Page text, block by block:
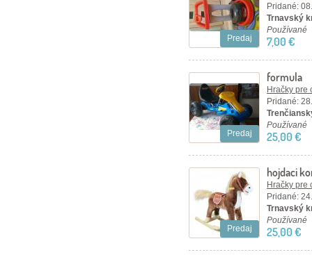
Predaj
Pridané:
Trnavský
Používané
7,00 €
Predaj
formula
Hračky pre
Pridané:
Používané
25,00 €
Predaj
hojdaci
Hračky pre
Pridané:
Trnavský
Používané
25,00 €